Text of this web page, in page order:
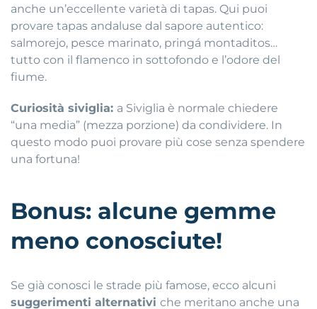
anche un’eccellente varietà di tapas. Qui puoi
provare tapas andaluse dal sapore autentico:
salmorejo, pesce marinato, pringá montaditos…
tutto con il flamenco in sottofondo e l’odore del
fiume.
Curiosità siviglia: a Siviglia è normale chiedere
“una media” (mezza porzione) da condividere. In
questo modo puoi provare più cose senza spendere
una fortuna!
Bonus: alcune gemme
meno conosciute!
Se già conosci le strade più famose, ecco alcuni
suggerimenti alternativi che meritano anche una